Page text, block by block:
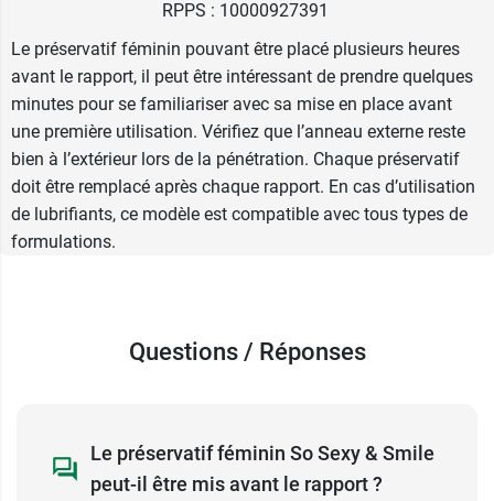
Il est sans odeur et sa matière, le nitrile, fait en
sorte de ne pas provoquer d’allergies : il est
hypoallergénique. Il a aussi pour avantage de
protéger contre les infections sexuellement
transmissibles.
Pour un produit de qualité, optez pour des
Largeur : 81 mm / Longueur : 178 mm
contraception locale sans hormones.
RPPS : 10000927391
Le préservatif féminin pouvant être placé plusieurs heures
avant le rapport, il peut être intéressant de prendre quelques
minutes pour se familiariser avec sa mise en place avant
une première utilisation. Vérifiez que l’anneau externe reste
bien à l’extérieur lors de la pénétration. Chaque préservatif
doit être remplacé après chaque rapport. En cas d’utilisation
de lubrifiants, ce modèle est compatible avec tous types de
formulations.
Questions / Réponses
Le préservatif féminin So Sexy & Smile
peut-il être mis avant le rapport ?